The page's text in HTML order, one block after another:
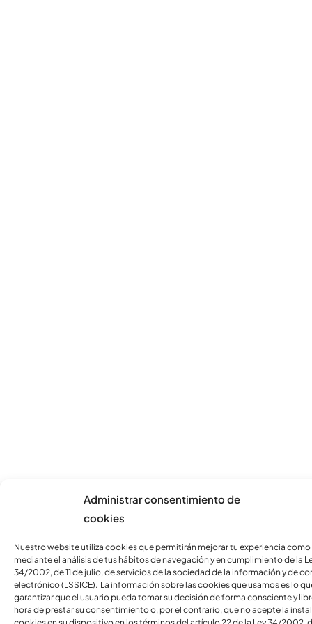
Administrar consentimiento de
cookies
Nuestro website utiliza cookies que permitirán mejorar tu experiencia como
mediante el análisis de tus hábitos de navegación y en cumplimiento de la
34/2002, de 11 de julio, de servicios de la sociedad de la información y de
electrónico (LSSICE). La información sobre las cookies que usamos es lo
garantizar que el usuario pueda tomar su decisión de forma consciente y
hora de prestar su consentimiento o, por el contrario, que no acepte la
cookies en su dispositivo en los términos del artículo 22 de la Ley 34/2002,